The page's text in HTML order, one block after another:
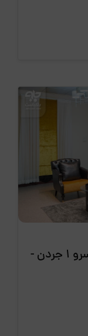
اجاره روزانه آپارتمان دو خواب سرو 1 جردن -